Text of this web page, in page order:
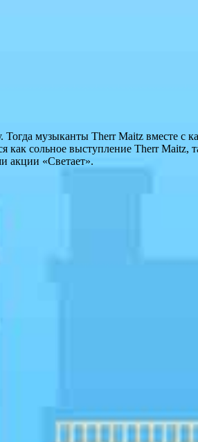
музыканты Therr Maitz вместе с
как сольное выступление Therr Maitz,
акции «Светает».